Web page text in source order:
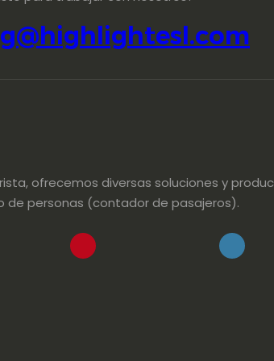
ofrecemos diversas soluciones y
de personas (contador de pasajeros).